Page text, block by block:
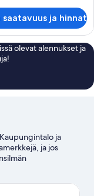
saatavuus ja hinnat
olevat alennukset ja
ja
ja jos
listallesi.
stadion ja Isku-